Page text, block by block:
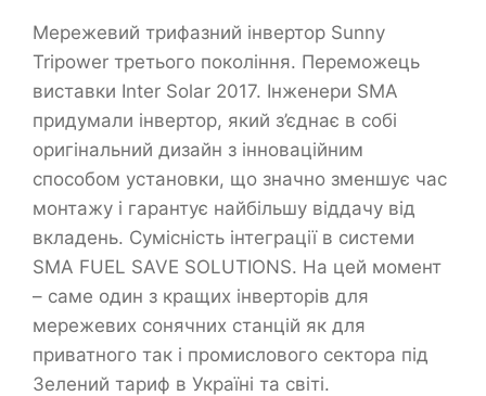
Мережевий трифазний інвертор Sunny
Tripower третього покоління. Переможець
виставки Inter Solar 2017. Інженери SMA
придумали інвертор, який з’єднає в собі
оригінальний дизайн з інноваційним
способом установки, що значно зменшує час
монтажу і гарантує найбільшу віддачу від
вкладень. Сумісність інтеграції в системи
SMA FUEL SAVE SOLUTIONS. На цей момент
– саме один з кращих інверторів для
мережевих сонячних станцій як для
приватного так і промислового сектора під
Зелений тариф в Україні та світі.